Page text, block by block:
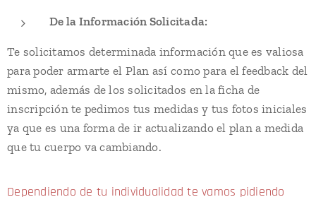
De la Información Solicitada:
Te solicitamos determinada información que es valiosa
para poder armarte el Plan así como para el feedback del
mismo, además de los solicitados en la ficha de
inscripción te pedimos tus medidas y tus fotos iniciales
ya que es una forma de ir actualizando el plan a medida
que tu cuerpo va cambiando.
Dependiendo de tu individualidad te vamos pidiendo